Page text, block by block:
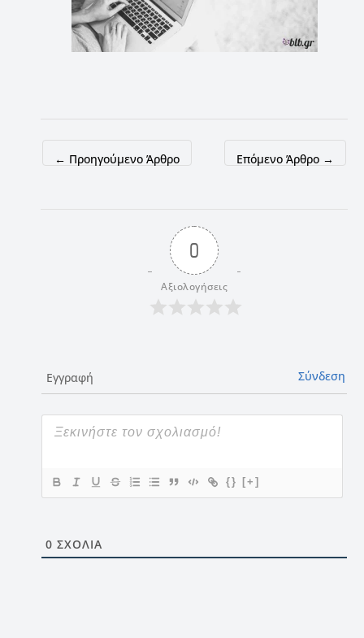
← Προηγούμενο Άρθρο Επόμενο Άρθρο →
0
Αξιολογήσεις
Εγγραφή Σύνδεση
{} [+]
0 ΣΧΌΛΙΑ